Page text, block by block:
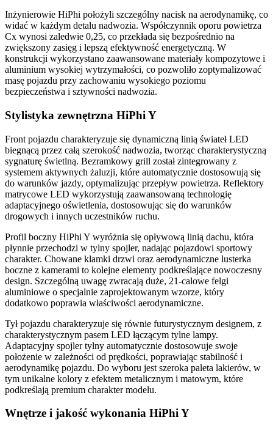
Inżynierowie HiPhi położyli szczególny nacisk na aerodynamikę, co
widać w każdym detalu nadwozia. Współczynnik oporu powietrza
Cx wynosi zaledwie 0,25, co przekłada się bezpośrednio na
zwiększony zasięg i lepszą efektywność energetyczną. W
konstrukcji wykorzystano zaawansowane materiały kompozytowe i
aluminium wysokiej wytrzymałości, co pozwoliło zoptymalizować
masę pojazdu przy zachowaniu wysokiego poziomu
bezpieczeństwa i sztywności nadwozia.
Stylistyka zewnętrzna HiPhi Y
Front pojazdu charakteryzuje się dynamiczną linią świateł LED
biegnącą przez całą szerokość nadwozia, tworząc charakterystyczną
sygnaturę świetlną. Bezramkowy grill został zintegrowany z
systemem aktywnych żaluzji, które automatycznie dostosowują się
do warunków jazdy, optymalizując przepływ powietrza. Reflektory
matrycowe LED wykorzystują zaawansowaną technologię
adaptacyjnego oświetlenia, dostosowując się do warunków
drogowych i innych uczestników ruchu.
Profil boczny HiPhi Y wyróżnia się opływową linią dachu, która
płynnie przechodzi w tylny spojler, nadając pojazdowi sportowy
charakter. Chowane klamki drzwi oraz aerodynamiczne lusterka
boczne z kamerami to kolejne elementy podkreślające nowoczesny
design. Szczególną uwagę zwracają duże, 21-calowe felgi
aluminiowe o specjalnie zaprojektowanym wzorze, który
dodatkowo poprawia właściwości aerodynamiczne.
Tył pojazdu charakteryzuje się równie futurystycznym designem, z
charakterystycznym pasem LED łączącym tylne lampy.
Adaptacyjny spojler tylny automatycznie dostosowuje swoje
położenie w zależności od prędkości, poprawiając stabilność i
aerodynamikę pojazdu. Do wyboru jest szeroka paleta lakierów, w
tym unikalne kolory z efektem metalicznym i matowym, które
podkreślają premium charakter modelu.
Wnętrze i jakość wykonania HiPhi Y